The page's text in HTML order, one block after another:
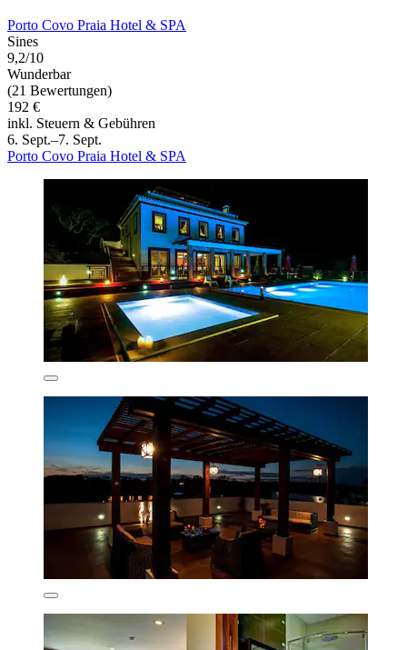
Porto Covo Praia Hotel & SPA
Sines
9,2/10
Wunderbar
(21 Bewertungen)
192 €
inkl. Steuern & Gebühren
6. Sept.–7. Sept.
Porto Covo Praia Hotel & SPA